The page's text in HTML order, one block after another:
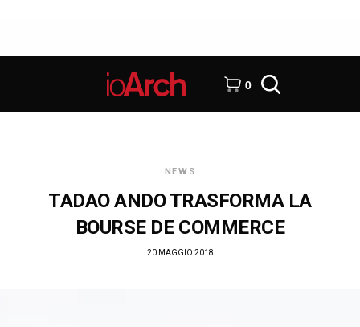
0
NEWS
TADAO ANDO TRASFORMA LA
BOURSE DE COMMERCE
20 MAGGIO 2018